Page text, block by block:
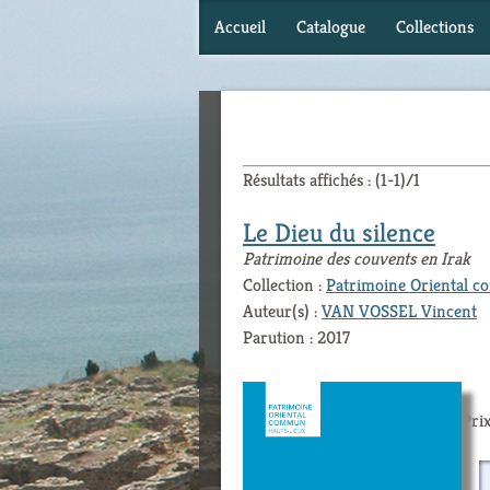
Accueil Catalogue Collections
Résultats affichés : (1-1)/1
Le Dieu du silence
Patrimoine des couvents en Irak
Collection :Patrimoine Oriental
Auteur(s) :VAN VOSSEL Vincent
Parution : 2017